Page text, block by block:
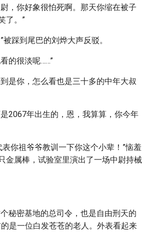
，你好象很怕死啊。那天你缩在被子
了。”
被踩到尾巴的刘烨大声反驳。
的很淡呢……”
是你，怎么看也是三十多的中年大叔
2067年出生的，恩，我算算，你今年
你祖爷爷教训一下你这个小辈！”恼羞
金属棒，试验室里演出了一场中尉持械
秘密基地的总司令，也是自由刑天的
是一位白发苍苍的老人。外表看起来